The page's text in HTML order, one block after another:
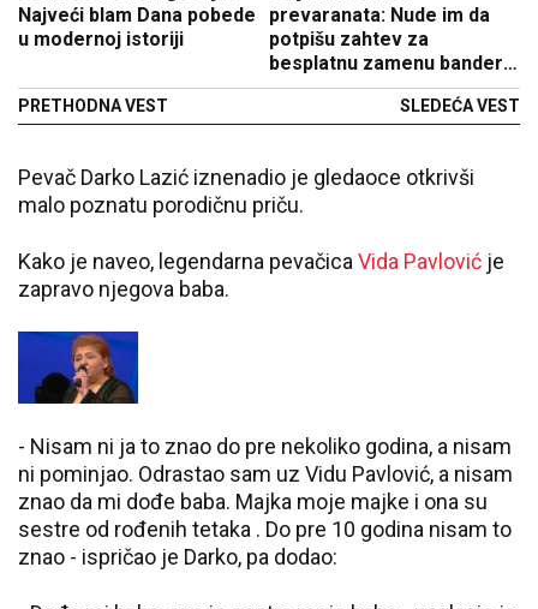
Najveći blam Dana pobede
u modernoj istoriji
PRETHODNA VEST
prevaranata: Nude im da
potpišu zahtev za
besplatnu zamenu bandera
- ustvari potpisuju
ponomoćje za advokate
SLEDEĆA VEST
Pevač Darko Lazić iznenadio je gledaoce otkrivši
malo poznatu porodičnu priču.
Kako je naveo, legendarna pevačica Vida Pavlović je
zapravo njegova baba.
- Nisam ni ja to znao do pre nekoliko godina, a nisam
ni pominjao. Odrastao sam uz Vidu Pavlović, a nisam
znao da mi dođe baba. Majka moje majke i ona su
sestre od rođenih tetaka . Do pre 10 godina nisam to
znao - ispričao je Darko, pa dodao: